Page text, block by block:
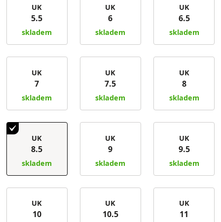
UK
5.5
skladem
UK
6
skladem
UK
6.5
skladem
UK
7
skladem
UK
7.5
skladem
UK
8
skladem
UK
8.5
skladem
UK
9
skladem
UK
9.5
skladem
UK
10
UK
10.5
UK
11